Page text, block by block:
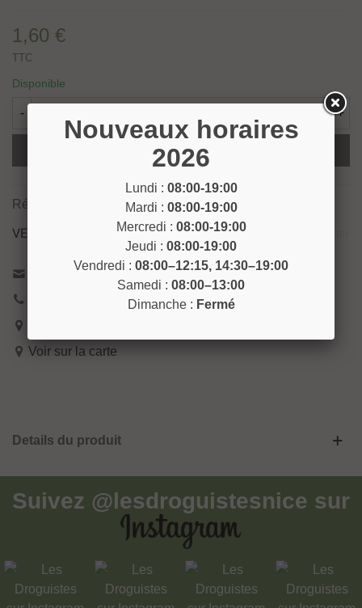
1,60 €
TTC
Disponible
- +
Ajouter Au Panier
Référence:
VENEZ NOUS RENCONTRER !
Contactez-nous
Voir sur la carte
Details du produit
Suivez @lesdroguistesnice sur
Nouveaux horaires
2026
Lundi : 08:00-19:00
Mardi : 08:00-19:00
Mercredi : 08:00-19:00
Jeudi : 08:00-19:00
Vendredi : 08:00–12:15, 14:30–19:00
Samedi : 08:00–13:00
Dimanche : Fermé